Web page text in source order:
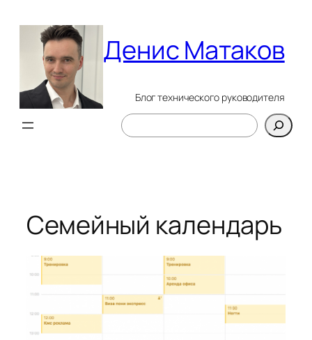
содержимому
Денис Матаков
Блог технического руководителя
Поиск
Семейный календарь